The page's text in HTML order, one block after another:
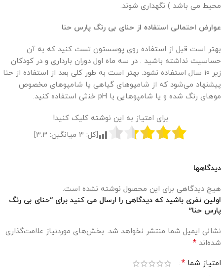
محیط می باشد ) نگهداری شوند.
عوارض احتمالی استفاده از حنای بی رنگ پارس حنا
بهتر است قبل از استفاده روی پوسستون تست کنید که به آن
حساسیت نداشته باشید . در سه ماه اول دوران بارداری و در کودکان
زیر ۱۰ سال استفاده نشود. بهتر است به طور کلی بعد از استفاده از حنا
پیشنهاد می‌شود که از شامپوهای گیاهی یا شامپوهای مخصوص
موهای رنگ شده و یا شامپوهایی با pH خنثی استفاده کنید.
برای امتیاز به این نوشته کلیک کنید!
[کل: 3 میانگین: 3.3
]
دیدگاهها
هیچ دیدگاهی برای این محصول نوشته نشده است.
اولین نفری باشید که دیدگاهی را ارسال می کنید برای “حنای بی رنگ
پارس حنا”
نشانی ایمیل شما منتشر نخواهد شد. بخش‌های موردنیاز علامت‌گذاری
شده‌اند *
امتیاز شما *